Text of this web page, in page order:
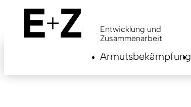
content
Entwicklung und
Zusammenarbeit
Armutsbekämpfung